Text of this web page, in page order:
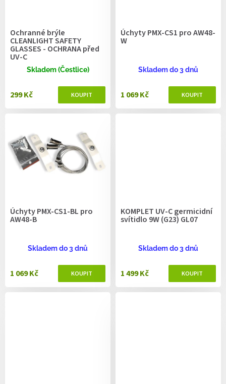
Ochranné brýle
CLEANLIGHT SAFETY
GLASSES - OCHRANA před
UV-C
Skladem (Čestlice)
299 Kč
Úchyty PMX-CS1 pro AW48-
W
Skladem do 3 dnů
1 069 Kč
Úchyty PMX-CS1-BL pro
AW48-B
Skladem do 3 dnů
1 069 Kč
KOMPLET UV-C germicidní
svítidlo 9W (G23) GL07
Skladem do 3 dnů
1 499 Kč